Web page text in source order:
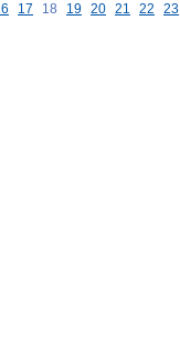
17 18 19 20 21 22 23